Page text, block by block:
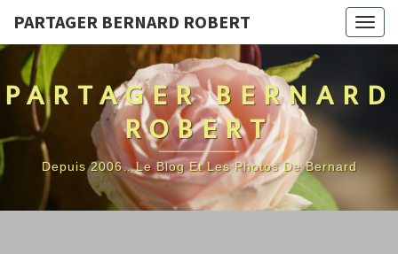
PARTAGER BERNARD ROBERT
PARTAGER BERNARD
ROBERT
Depuis 2006…Le Blog Et Les Photos De Bernard